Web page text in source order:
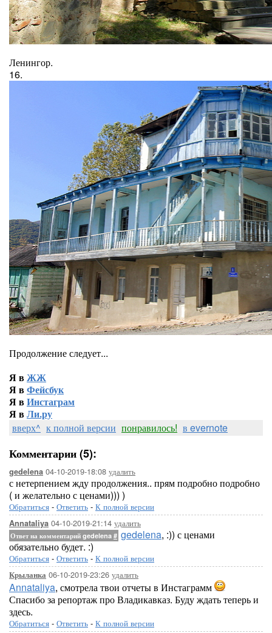
Ленингор.
16.
Продолжение следует...
Я вЖЖ
Я вФейсбук
Я вИнстаграм
Я вЛи.ру
вверх^ к полной версии понравилось! в evernote
Комментарии (5):
gedelena 04-10-2019-18:08 удалить
с нетерпением жду продолжения.. прям подробно подробно
( и желательно с ценами))) )
Обратиться - Ответить - К полной версии
Annataliya 04-10-2019-21:14 удалить
Ответ на комментарий gedelena # gedelena, :)) с ценами
обязательно будет. :)
Обратиться - Ответить - К полной версии
Крыланка 06-10-2019-23:26 удалить
Annataliya, смотрела твои отчеты в Инстаграмм
Спасибо за репортаж про Владикавказ. Буду ждать теперь и
здесь.
Обратиться - Ответить - К полной версии